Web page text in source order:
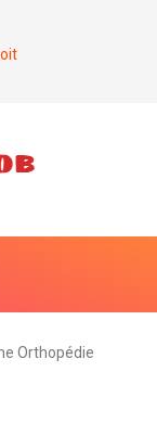
Orthopédie